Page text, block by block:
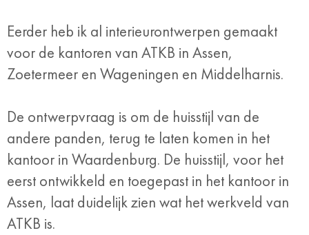
Eerder heb ik al interieurontwerpen gemaakt
voor de kantoren van ATKB in Assen,
Zoetermeer en Wageningen en Middelharnis.
De ontwerpvraag is om de huisstijl van de
andere panden, terug te laten komen in het
kantoor in Waardenburg. De huisstijl, voor het
eerst ontwikkeld en toegepast in het kantoor in
Assen, laat duidelijk zien wat het werkveld van
ATKB is.